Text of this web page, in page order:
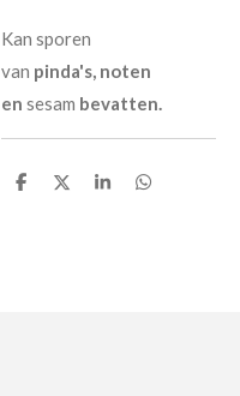
Kan sporen
van pinda's, noten
en sesam bevatten.
D
D
S
D